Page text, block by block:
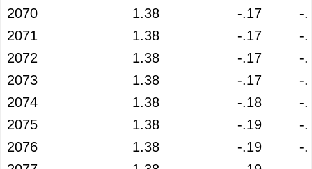
2070
1.38 -.17
-
2071
1.38 -.17
-
2072
1.38 -.17
-
2073
1.38 -.17
-
2074
1.38 -.18
-
2075
1.38 -.19
-
2076
1.38 -.19
-